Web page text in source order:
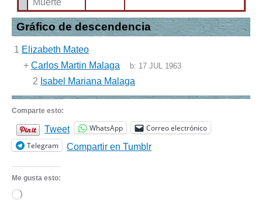
Muerte
Gráfico de descendencia
1 Elizabeth Mateo
+ Carlos Martin Malaga b: 17 JUL 1963
2 Isabel Mariana Malaga
Comparte esto:
Tweet WhatsApp
Correo electrónico
Telegram
Compartir en Tumblr
Me gusta esto:
Cargando...